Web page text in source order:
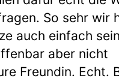
So sehr wir
auch einfach
aber nicht
Freundin. Echt.